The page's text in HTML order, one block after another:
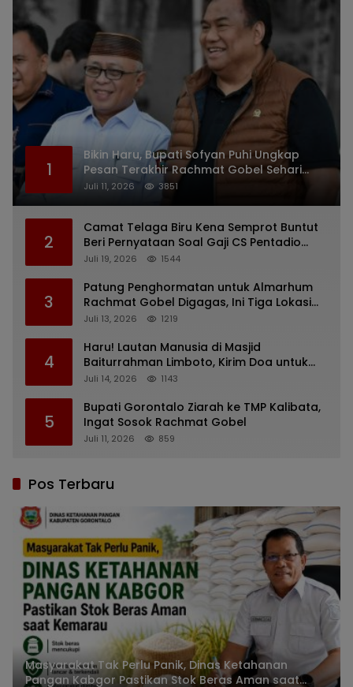
1
Bikin Haru, Bupati Sofyan Puhi Ungkap
Pesan Terakhir Rachmat Gobel Sehari
Sebelum Wafat
Juli 11, 2026 3851
2
Camat Telaga Biru Kena Semprot Buntut
Beri Pernyataan Soal Gaji CS Pentadio
Barat yang Nunggak
Juli 19, 2026 1544
3
Patung Penghormatan untuk Almarhum
Rachmat Gobel Digagas, Ini Tiga Lokasi
yang Diusulkan
Juli 13, 2026 1219
4
Haru! Lautan Manusia di Masjid
Baiturrahman Limboto, Kirim Doa untuk
Almarhum Rachmat Gobel
Juli 14, 2026 1143
5
Bupati Gorontalo Ziarah ke TMP Kalibata,
Ingat Sosok Rachmat Gobel
Juli 11, 2026 859
Pos Terbaru
Masyarakat Tak Perlu Panik, Dinas Ketahanan
Pangan Kabgor Pastikan Stok Beras Aman saat